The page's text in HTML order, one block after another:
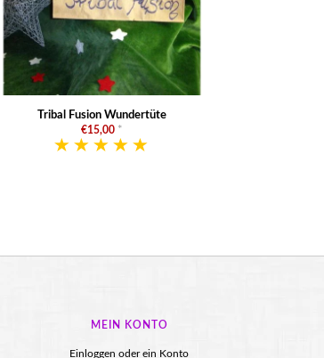
Tribal Fusion Wundertüte
€15,00 *
MEIN KONTO
Einloggen oder ein Konto